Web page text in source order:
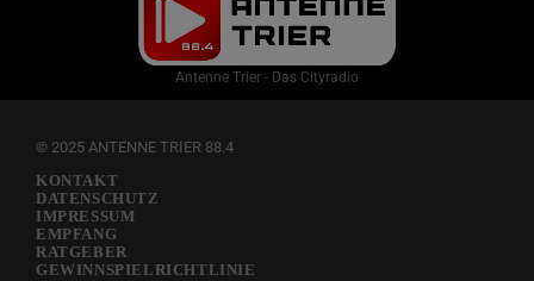
Antenne Trier - Das Cityradio
© 2025 ANTENNE TRIER 88.4
KONTAKT
DATENSCHUTZ
IMPRESSUM
EMPFANG
RATGEBER
GEWINNSPIELRICHTLINIE